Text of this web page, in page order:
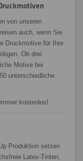
von unseren
auch, wenn Sie
Druckmotive für Ihre
Ob drei
Motive bei
unterschiedliche
kostenlos!
Produktion setzen
Latex-Tinten,